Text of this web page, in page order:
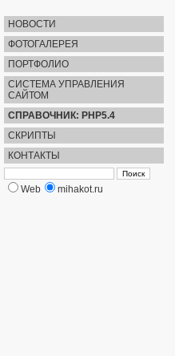
НОВОСТИ
ФОТОГАЛЕРЕЯ
ПОРТФОЛИО
СИСТЕМА УПРАВЛЕНИЯ
САЙТОМ
СПРАВОЧНИК: PHP5.4
СКРИПТЫ
КОНТАКТЫ
Web mihakot.ru